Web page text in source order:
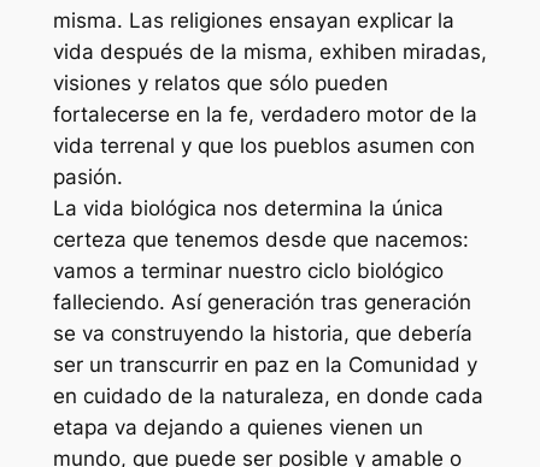
misma. Las religiones ensayan explicar la
vida después de la misma, exhiben miradas,
visiones y relatos que sólo pueden
fortalecerse en la fe, verdadero motor de la
vida terrenal y que los pueblos asumen con
pasión.
La vida biológica nos determina la única
certeza que tenemos desde que nacemos:
vamos a terminar nuestro ciclo biológico
falleciendo. Así generación tras generación
se va construyendo la historia, que debería
ser un transcurrir en paz en la Comunidad y
en cuidado de la naturaleza, en donde cada
etapa va dejando a quienes vienen un
mundo, que puede ser posible y amable o